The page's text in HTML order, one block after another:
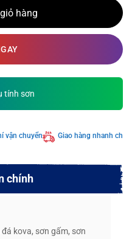
hàng
tính sơn
vận chuyển Giao hàng nhanh
chính
kova, sơn gấm, sơn